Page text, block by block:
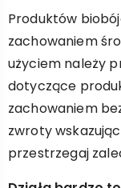
Produktów
zachowaniem
użyciem należy
dotyczące
zachowaniem
zwroty
przestrzegaj